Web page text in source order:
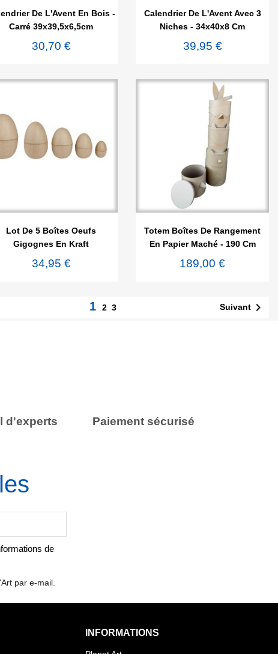

De L'Avent En Bois -
Carré 39x39,5x6,5cm
30,70 €

Calendrier De L'Avent Avec 3
Niches - 34x40x8 Cm
39,95 €
 Aperçu rapide
Lot De 5 Boîtes Oeufs
Gigognes En Kraft
34,95 €
 Aperçu rapide
Totem Boîtes De Rangement
En Papier Maché - 190 Cm
189,00 €
123 Suivant
d'experts Paiement sécurisé
de
par e-mail.
INFORMATIONS